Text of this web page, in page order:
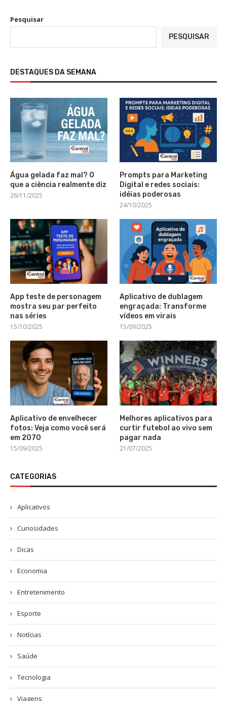
Pesquisar
PESQUISAR
DESTAQUES DA SEMANA
Água gelada faz mal? O
que a ciência realmente diz
26/11/2025
Prompts para Marketing
Digital e redes sociais:
idéias poderosas
24/10/2025
App teste de personagem
mostra seu par perfeito
nas séries
15/10/2025
Aplicativo de dublagem
engraçada: Transforme
vídeos em virais
15/09/2025
Aplicativo de envelhecer
fotos: Veja como você será
em 2070
15/09/2025
Melhores aplicativos para
curtir futebol ao vivo sem
pagar nada
21/07/2025
CATEGORIAS
Aplicativos
Curiosidades
Dicas
Economia
Entretenimento
Esporte
Notícias
Saúde
Tecnologia
Viagens